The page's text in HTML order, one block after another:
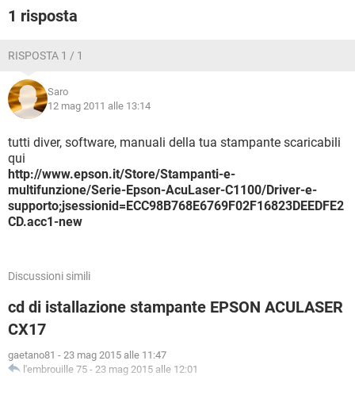
1 risposta
RISPOSTA 1 / 1
Saro
12 mag 2011 alle 13:14
tutti diver, software, manuali della tua stampante scaricabili
qui
http://www.epson.it/Store/Stampanti-e-
multifunzione/Serie-Epson-AcuLaser-C1100/Driver-e-
supporto;jsessionid=ECC98B768E6769F02F16823DEEDFE2
CD.acc1-new
Discussioni simili
cd di istallazione stampante EPSON ACULASER
CX17
gaetano81 - 23 mag 2015 alle 11:47
l'embrouille 75 - 23 mag 2015 alle 12:01